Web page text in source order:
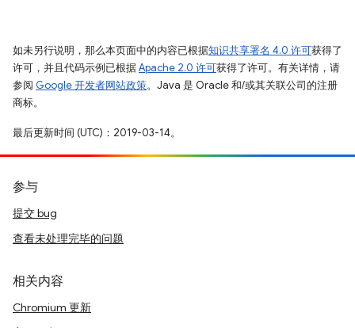
如未另行说明，那么本页面中的内容已根据知识共享署名 4.0 许可获得了
许可，并且代码示例已根据Apache 2.0 许可获得了许可。有关详情，请
参阅 Google 开发者网站政策。Java 是 Oracle 和/或其关联公司的注册
商标。
最后更新时间 (UTC)：2019-03-14。
参与
提交 bug
查看未处理完毕的问题
相关内容
Chromium 更新